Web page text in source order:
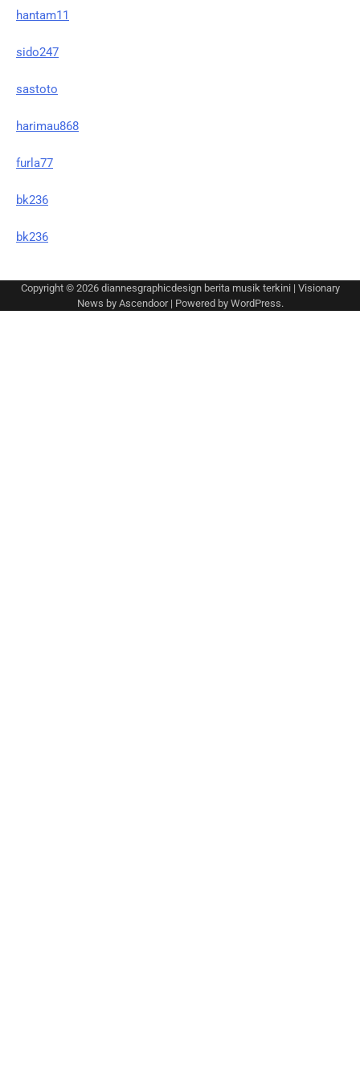
hantam11
sido247
sastoto
harimau868
furla77
bk236
bk236
Copyright © 2026 diannesgraphicdesign berita musik terkini| Visionary
News by Ascendoor| Powered by WordPress.